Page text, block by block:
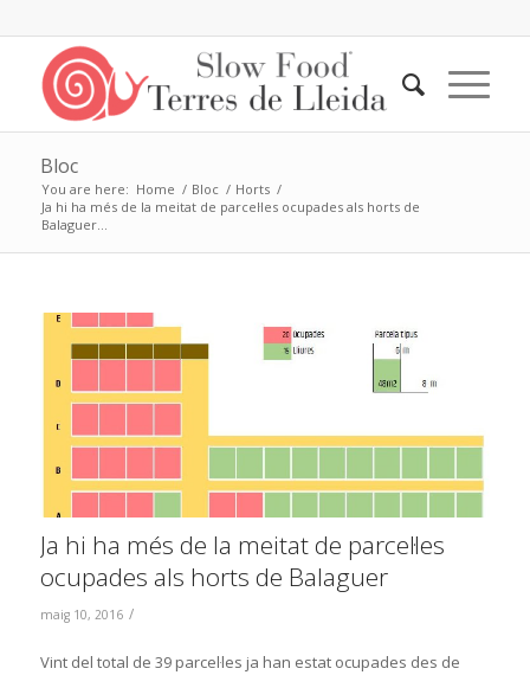
Bloc
You are here: Home / Bloc / Horts /
Ja hi ha més de la meitat de parcel·les ocupades als horts de
Balaguer...
Ja hi ha més de la meitat de parcel·les
ocupades als horts de Balaguer
maig 10, 2016 /
Vint del total de 39 parcel·les ja han estat ocupades des de